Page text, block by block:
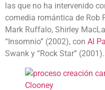
las que no ha intervenido
comedia romántica de Rob
Mark Ruffalo, Shirley
“Insomnio” (2002), con Al
Swank y “Rock Star” (2001).